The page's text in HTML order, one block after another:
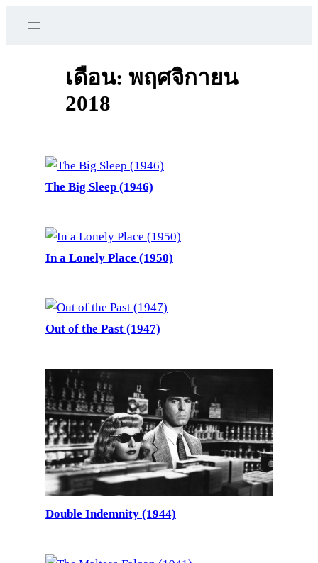
เดือน: พฤศจิกายน
2018
The Big Sleep (1946)
In a Lonely Place (1950)
Out of the Past (1947)
Double Indemnity (1944)